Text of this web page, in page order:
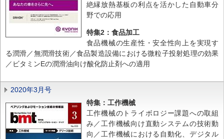
絶縁放熱基板の利点を活かした自動車分
野での応用
特集2：食品加工
食品機械の生産性・安全性向上を実現す
る潤滑／無潤滑技術／食品製造設備における微粒子投射処理の効果
／ビタミンEの潤滑油向け酸化防止剤への適用
2020年3月号
特集：工作機械
工作機械のトライボロジー課題への取組
み／工作機械向け直動システムの技術動
向／工作機械における自動化、デジタル